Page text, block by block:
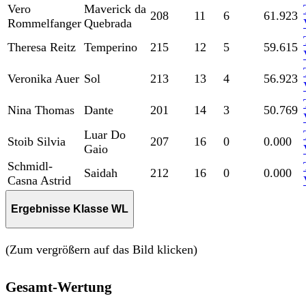
Vero
Rommelfanger
Maverick da
Quebrada
208 11 6 61.923
Theresa Reitz Temperino 215 12 5 59.615
Veronika Auer Sol 213 13 4 56.923
Nina Thomas
Dante 201 14 3 50.769
Stoib Silvia
Luar Do
Gaio
207 16 0 0.000
Schmidl-
Casna Astrid
Saidah 212 16 0 0.000
Ergebnisse Klasse WL
(Zum vergrößern auf das Bild klicken)
Gesamt-Wertung